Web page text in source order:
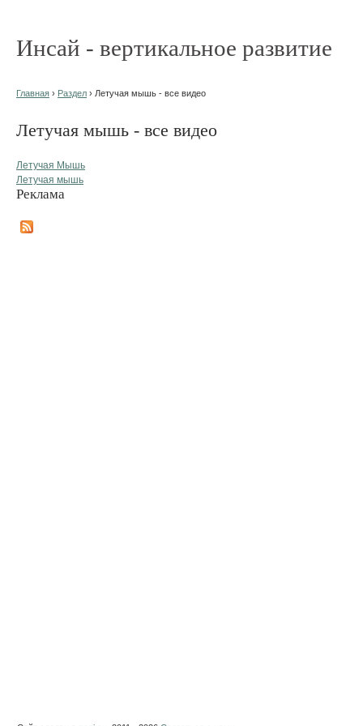
Инсай - вертикальное развитие
Главная › Раздел › Летучая мышь - все видео
Летучая мышь - все видео
Летучая Мышь
Летучая мышь
Реклама